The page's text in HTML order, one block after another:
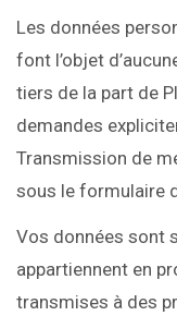
Les données
font l’objet
tiers de la part de
demandes
Transmission de
sous le formulaire
Vos données sont
appartiennent en
transmises à des